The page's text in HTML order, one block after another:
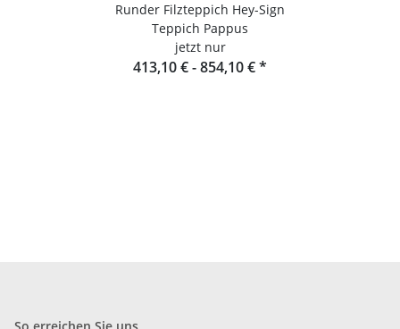
Runder Filzteppich Hey-Sign
Teppich Pappus
jetzt nur
413,10 € -854,10 €*